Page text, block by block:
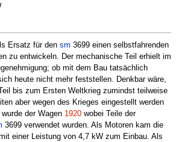
Ersatz für den sm 3699 einen selbstfahrenden
zu entwickeln. Der mechanische Teil erhielt im
ob mit dem Bau tatsächlich
heute nicht mehr feststellen. Denkbar wäre,
bis zum Ersten Weltkrieg zumindst teilweise
aber wegen des Krieges eingestellt werden
der Wagen 1920wobei Teile der
3699 verwendet wurden. Als Motoren kam die
einer Leistung von 4,7 kW zum Einbau. Als